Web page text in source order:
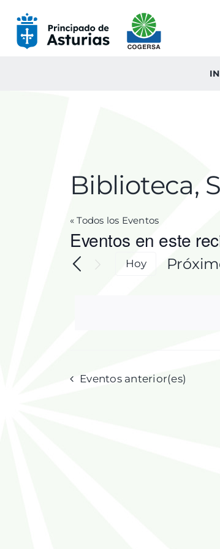
content
Biblioteca,
« Todos los Eventos
Eventos en este
Hoy
Eventosanterior(es)